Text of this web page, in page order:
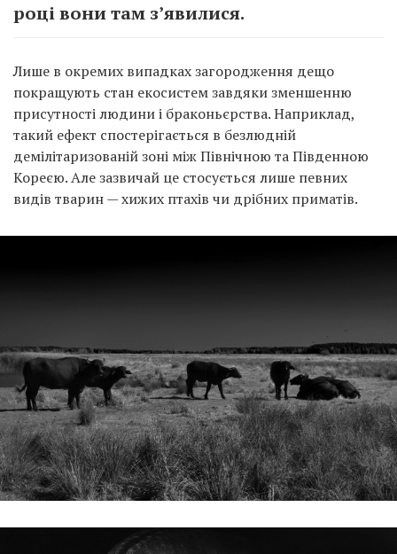
році вони там з’явилися.
Лише в окремих випадках загородження дещо
покращують стан екосистем завдяки зменшенню
присутності людини і браконьєрства. Наприклад,
такий ефект спостерігається в безлюдній
демілітаризованій зоні між Північною та Південною
Кореєю. Але зазвичай це стосується лише певних
видів тварин — хижих птахів чи дрібних приматів.